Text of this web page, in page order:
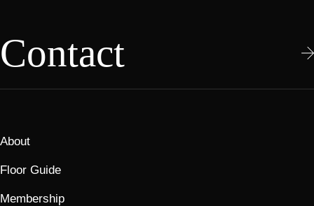
Contact
About
Floor Guide
Membership